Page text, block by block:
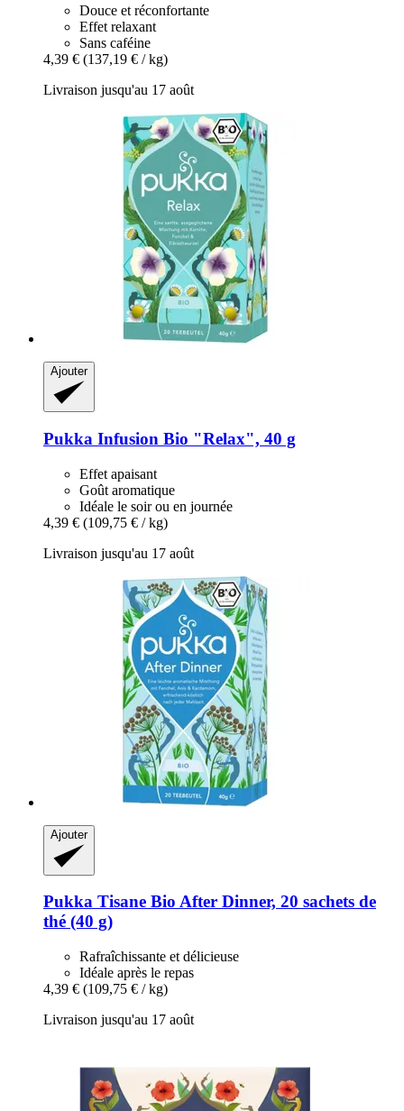
Douce et réconfortante
Effet relaxant
Sans caféine
4,39 € (137,19 € / kg)
Livraison jusqu'au 17 août
Ajouter
Pukka Infusion Bio "Relax", 40 g
Effet apaisant
Goût aromatique
Idéale le soir ou en journée
4,39 € (109,75 € / kg)
Livraison jusqu'au 17 août
Ajouter
Pukka Tisane Bio After Dinner, 20 sachets de
thé (40 g)
Rafraîchissante et délicieuse
Idéale après le repas
4,39 € (109,75 € / kg)
Livraison jusqu'au 17 août